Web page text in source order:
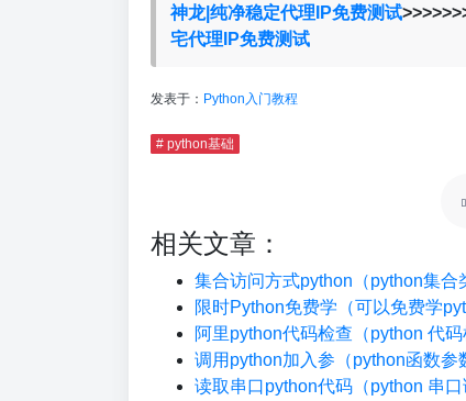
神龙|纯净稳定代理IP免费测试
宅代理IP免费测试
发表于： Python入门教程
# python基础
相关文章：
集合访问方式python（python集合
限时Python免费学（可以免费学
阿里python代码检查（python 代码
调用python加入参（python函数参
读取串口python代码（python 串口